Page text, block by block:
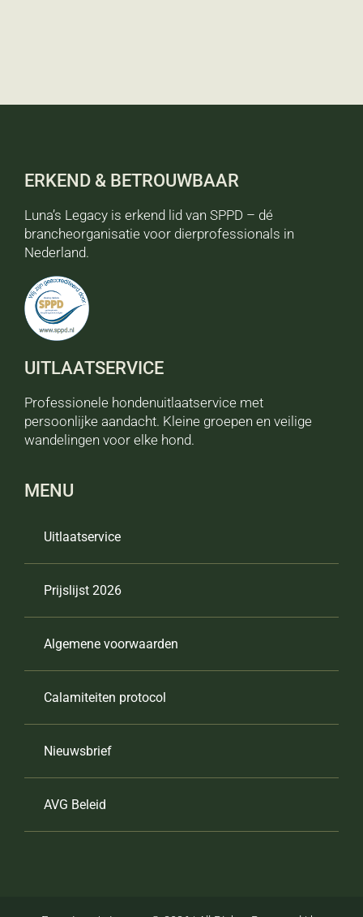
ERKEND & BETROUWBAAR
Luna’s Legacy is erkend lid van SPPD – dé
brancheorganisatie voor dierprofessionals in
Nederland.
UITLAATSERVICE
Professionele hondenuitlaatservice met
persoonlijke aandacht. Kleine groepen en veilige
wandelingen voor elke hond.
MENU
Uitlaatservice
Prijslijst 2026
Algemene voorwaarden
Calamiteiten protocol
Nieuwsbrief
AVG Beleid